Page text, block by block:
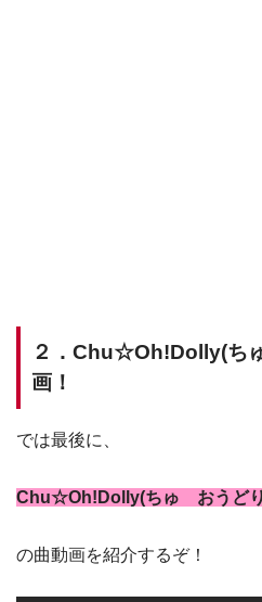
２．Chu☆Oh!Dolly(ち
画！
では最後に、
Chu☆Oh!Dolly(ちゅ おうど
の曲動画を紹介するぞ！